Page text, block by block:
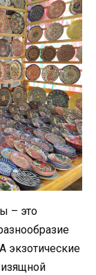
– это
экзотические